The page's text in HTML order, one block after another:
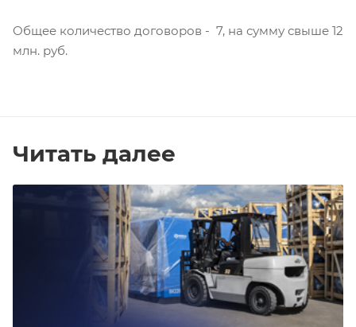
Общее количество договоров - 7, на сумму свыше 12
млн. руб.
Читать далее